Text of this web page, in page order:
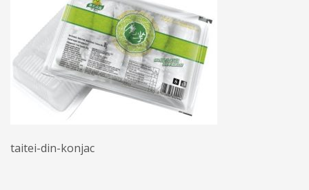
taitei-din-konjac